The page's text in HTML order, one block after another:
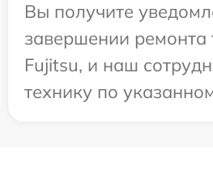
Вы получите
завершении ремонта
Fujitsu, и наш
технику по